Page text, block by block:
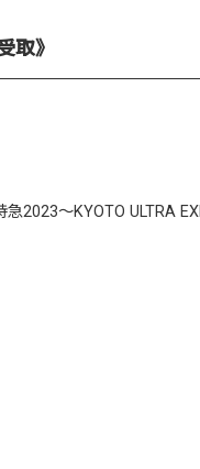
取》
急2023～KYOTO ULTRA